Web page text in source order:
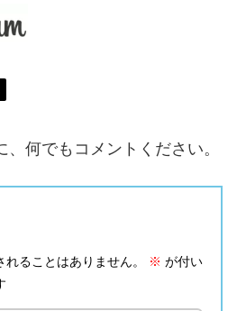
、何でもコメントください。
ることはありません。 ※ が付い